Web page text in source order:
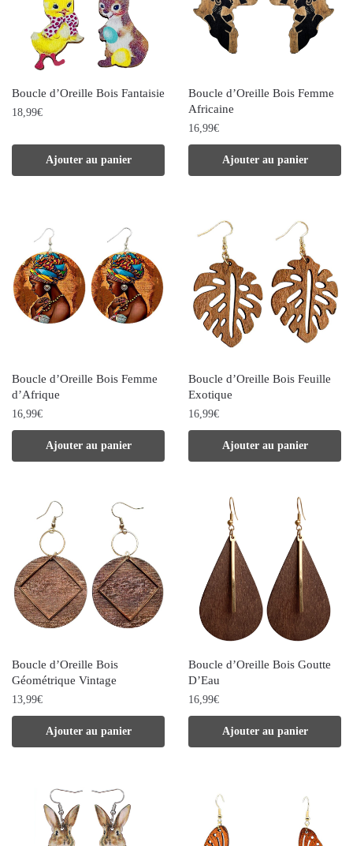
options
peuvent
sur
la
page
Boucle d’Oreille Bois Fantaisie
18,99€
Ajouter au panier
Boucle d’Oreille Bois Femme
Africaine
16,99€
Ajouter au panier
Boucle d’Oreille Bois Femme
d’Afrique
16,99€
Ajouter au panier
Boucle d’Oreille Bois Feuille
Exotique
16,99€
Ajouter au panier
Boucle d’Oreille Bois
Géométrique Vintage
13,99€
Ajouter au panier
Boucle d’Oreille Bois Goutte
D’Eau
16,99€
Ajouter au panier